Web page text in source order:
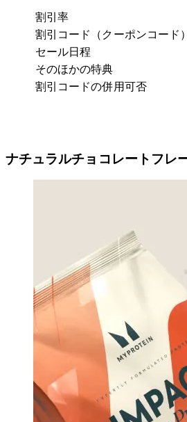
割引率
割引コード（クーポンコード）
セール日程
そのほかの特典
割引コードの併用可否
ナチュラルチョコレートフレ